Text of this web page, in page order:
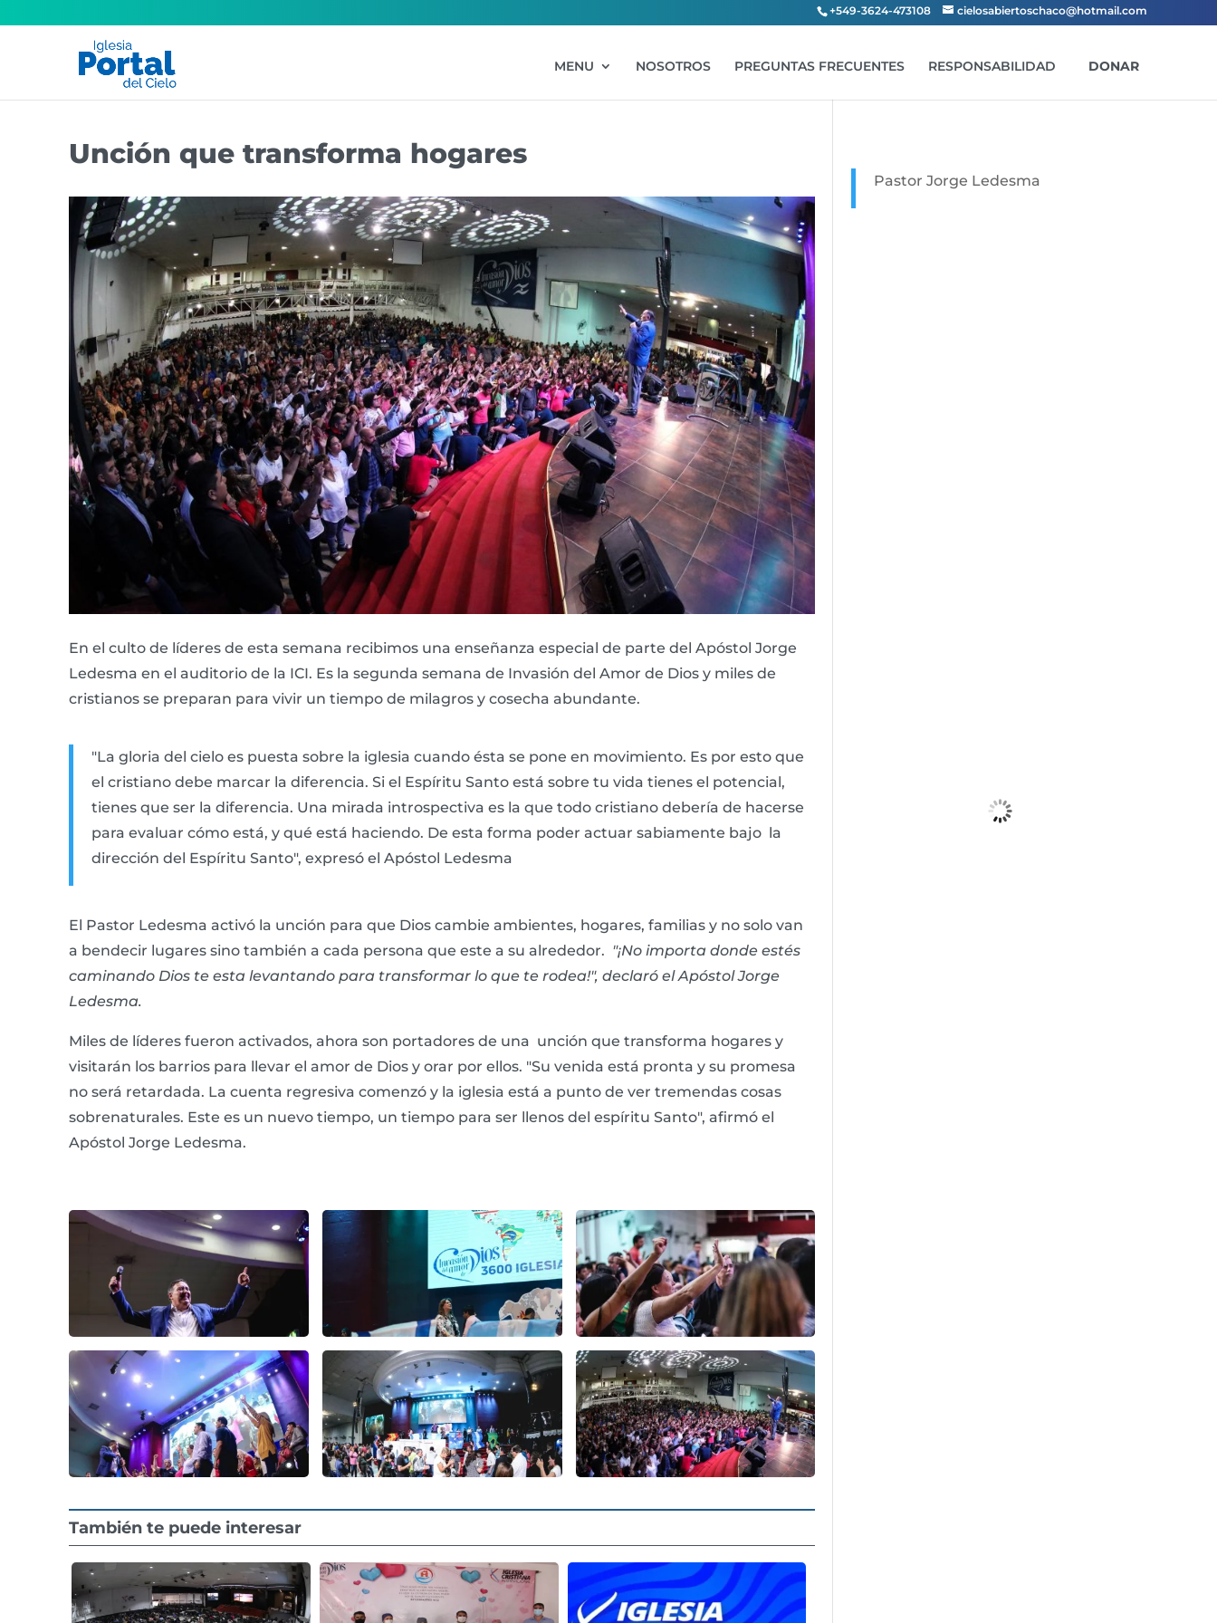
+549-3624-473108 cielosabiertoschaco@hotmail.com
MENU NOSOTROS PREGUNTAS FRECUENTES RESPONSABILIDAD DONAR
Unción que transforma hogares
En el culto de líderes de esta semana recibimos una enseñanza especial de parte del Apóstol Jorge
Ledesma en el auditorio de la ICI. Es la segunda semana de Invasión del Amor de Dios y miles de
cristianos se preparan para vivir un tiempo de milagros y cosecha abundante.
"La gloria del cielo es puesta sobre la iglesia cuando ésta se pone en movimiento. Es por esto que
el cristiano debe marcar la diferencia. Si el Espíritu Santo está sobre tu vida tienes el potencial,
tienes que ser la diferencia. Una mirada introspectiva es la que todo cristiano debería de hacerse
para evaluar cómo está, y qué está haciendo. De esta forma poder actuar sabiamente bajo la
dirección del Espíritu Santo", expresó el Apóstol Ledesma
El Pastor Ledesma activó la unción para que Dios cambie ambientes, hogares, familias y no solo van
a bendecir lugares sino también a cada persona que este a su alrededor. "¡No importa donde estés
caminando Dios te esta levantando para transformar lo que te rodea!", declaró el Apóstol Jorge
Ledesma.
Miles de líderes fueron activados, ahora son portadores de una unción que transforma hogares y
visitarán los barrios para llevar el amor de Dios y orar por ellos. "Su venida está pronta y su promesa
no será retardada. La cuenta regresiva comenzó y la iglesia está a punto de ver tremendas cosas
sobrenaturales. Este es un nuevo tiempo, un tiempo para ser llenos del espíritu Santo", afirmó el
Apóstol Jorge Ledesma.
También te puede interesar
Pastor Jorge Ledesma